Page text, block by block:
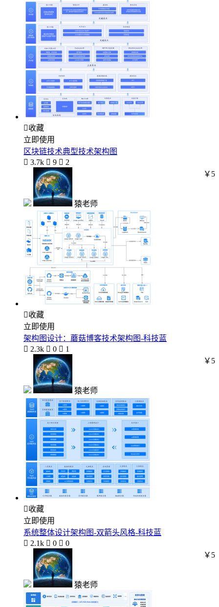
收藏
立即使用
区块链技术典型技术架构图
 3.7k  9  2
猿老师
￥5
收藏
立即使用
架构图设计：蘑菇博客技术架构图-科技蓝
 2.3k  0  1
猿老师
￥5
收藏
立即使用
系统整体设计架构图-双箭头风格-科技蓝
 2.1k  0  0
猿老师
￥5